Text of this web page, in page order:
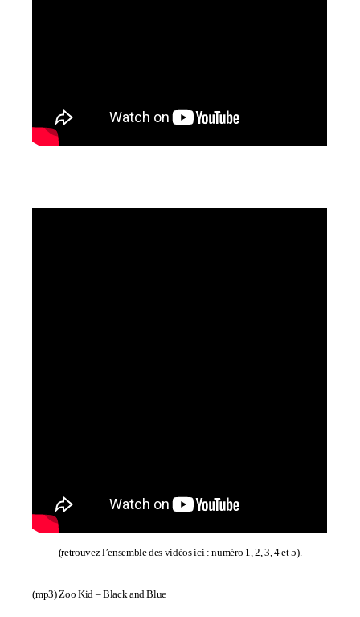
(retrouvez l’ensemble des vidéos ici : numéro 1,2,3,4et5).
(mp3)Zoo Kid – Black and Blue